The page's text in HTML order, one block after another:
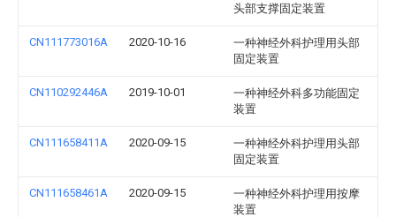
头部支撑固定装置
CN111773016A 2020-10-16
一种神经外科护理用头部
固定装置
CN110292446A 2019-10-01
一种神经外科多功能固定
装置
CN111658411A 2020-09-15
一种神经外科护理用头部
固定装置
CN111658461A 2020-09-15
一种神经外科护理用按摩
装置